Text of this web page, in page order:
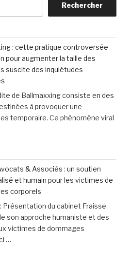
Rechercher
: cette pratique controversée
pour augmenter la taille des
suscite des inquiétudes
de Ballmaxxing consiste en des
à provoquer une
temporaire. Ce phénomène viral
& Associés : un soutien
et humain pour les victimes de
corporels
Présentation du cabinet Fraisse
son approche humaniste et des
victimes de dommages
…